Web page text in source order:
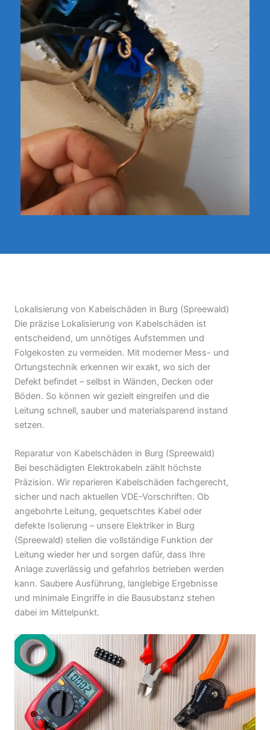
Lokalisierung von Kabelschäden in Burg (Spreewald)
Die präzise Lokalisierung von Kabelschäden ist
entscheidend, um unnötiges Aufstemmen und
Folgekosten zu vermeiden. Mit moderner Mess- und
Ortungstechnik erkennen wir exakt, wo sich der
Defekt befindet – selbst in Wänden, Decken oder
Böden. So können wir gezielt eingreifen und die
Leitung schnell, sauber und materialsparend instand
setzen.
Reparatur von Kabelschäden in Burg (Spreewald)
Bei beschädigten Elektrokabeln zählt höchste
Präzision. Wir reparieren Kabelschäden fachgerecht,
sicher und nach aktuellen VDE-Vorschriften. Ob
angebohrte Leitung, gequetschtes Kabel oder
defekte Isolierung – unsere Elektriker in Burg
(Spreewald) stellen die vollständige Funktion der
Leitung wieder her und sorgen dafür, dass Ihre
Anlage zuverlässig und gefahrlos betrieben werden
kann. Saubere Ausführung, langlebige Ergebnisse
und minimale Eingriffe in die Bausubstanz stehen
dabei im Mittelpunkt.